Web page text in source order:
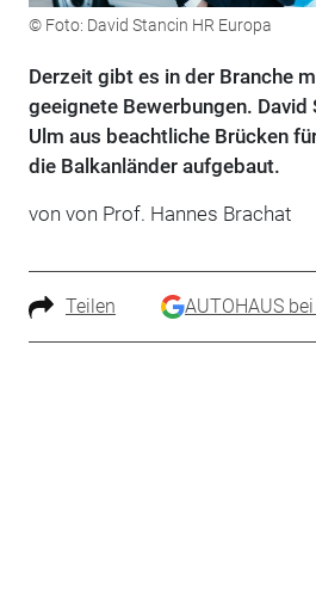
© Foto: David Stancin HR Europa
Derzeit gibt es in der Branche
geeignete Bewerbungen. David
Ulm aus beachtliche Brücken
die Balkanländer aufgebaut.
von von Prof. Hannes Brachat
Teilen AUTOHAUS